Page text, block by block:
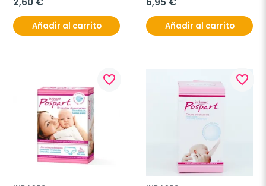
Añadir al carrito Añadir al carrito
favorite_border favorite_border